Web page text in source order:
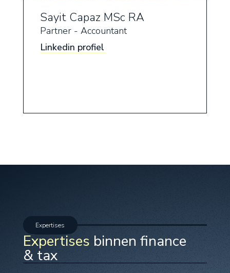
Sayit Capaz MSc RA
Partner - Accountant
Linkedin profiel
Expertises
Expertises binnen finance
& tax